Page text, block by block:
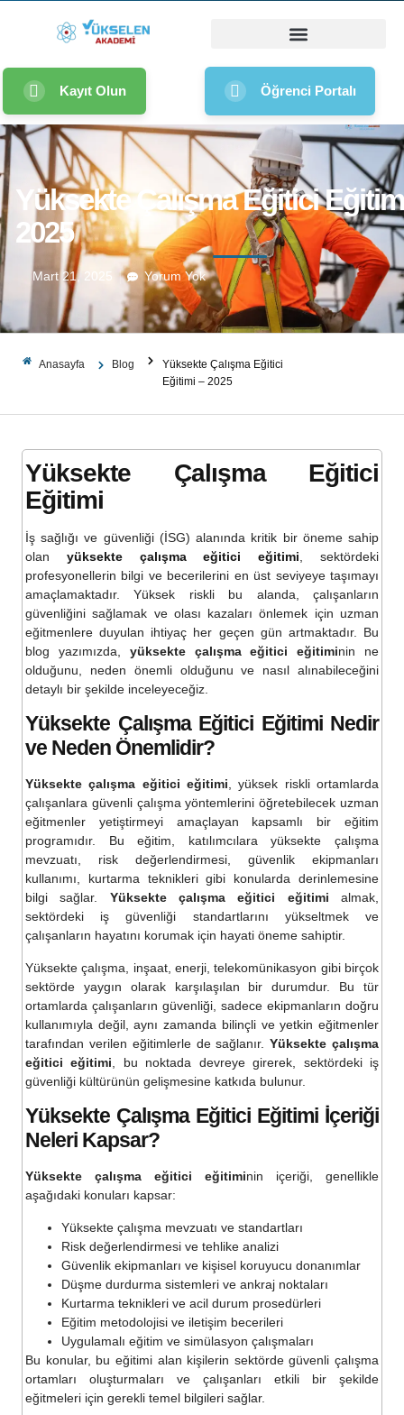
Öğrenci Portalı
Kayıt Olun
Yüksekte Çalışma Eğitici
2025
Mart 21, 2025 Yorum Yok
Anasayfa Blog
Yüksekte Çalışma Eğitici
Eğitimi – 2025
Yüksekte Çalışma Eğitici
Eğitimi
İş sağlığı ve güvenliği (İSG) alanında kritik bir öneme sahip
olan yüksekte çalışma eğitici eğitimi , sektördeki
profesyonellerin bilgi ve becerilerini en üst seviyeye taşımayı
amaçlamaktadır. Yüksek riskli bu alanda, çalışanların
güvenliğini sağlamak ve olası kazaları önlemek için uzman
eğitmenlere duyulan ihtiyaç her geçen gün artmaktadır. Bu
blog yazımızda, yüksekte çalışma eğitici eğitiminin ne
olduğunu, neden önemli olduğunu ve nasıl alınabileceğini
detaylı bir şekilde inceleyeceğiz.
Yüksekte Çalışma Eğitici Eğitimi Nedir
ve Neden Önemlidir?
Yüksekte çalışma eğitici eğitimi, yüksek riskli ortamlarda
çalışanlara güvenli çalışma yöntemlerini öğretebilecek uzman
eğitmenler yetiştirmeyi amaçlayan kapsamlı bir eğitim
programıdır. Bu eğitim, katılımcılara yüksekte çalışma
mevzuatı, risk değerlendirmesi, güvenlik ekipmanları
kullanımı, kurtarma teknikleri gibi konularda derinlemesine
bilgi sağlar. Yüksekte çalışma eğitici eğitimi almak,
sektördeki iş güvenliği standartlarını yükseltmek ve
çalışanların hayatını korumak için hayati öneme sahiptir.
Yüksekte çalışma, inşaat, enerji, telekomünikasyon gibi birçok
sektörde yaygın olarak karşılaşılan bir durumdur. Bu tür
ortamlarda çalışanların güvenliği, sadece ekipmanların doğru
kullanımıyla değil, aynı zamanda bilinçli ve yetkin eğitmenler
tarafından verilen eğitimlerle de sağlanır.Yüksekte çalışma
eğitici eğitimi , bu noktada devreye girerek, sektördeki iş
güvenliği kültürünün gelişmesine katkıda bulunur.
Yüksekte Çalışma Eğitici Eğitimi İçeriği
Neleri Kapsar?
Yüksekte çalışma eğitici eğitiminin içeriği, genellikle
aşağıdaki konuları kapsar:
Yüksekte çalışma mevzuatı ve standartları
Risk değerlendirmesi ve tehlike analizi
Güvenlik ekipmanları ve kişisel koruyucu donanımlar
Düşme durdurma sistemleri ve ankraj noktaları
Kurtarma teknikleri ve acil durum prosedürleri
Eğitim metodolojisi ve iletişim becerileri
Uygulamalı eğitim ve simülasyon çalışmaları
Bu konular, bu eğitimi alan kişilerin sektörde güvenli çalışma
ortamları oluşturmaları ve çalışanları etkili bir şekilde
eğitmeleri için gerekli temel bilgileri sağlar.